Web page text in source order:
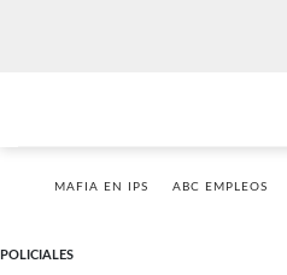
MAFIA EN IPS ABC EMPLEOS
POLICIALES